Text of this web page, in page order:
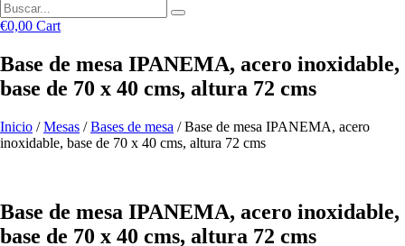
€0,00 Cart
Base de mesa IPANEMA, acero inoxidable,
base de 70 x 40 cms, altura 72 cms
Inicio /Mesas /Bases de mesa / Base de mesa IPANEMA, acero
inoxidable, base de 70 x 40 cms, altura 72 cms
Base de mesa IPANEMA, acero inoxidable,
base de 70 x 40 cms, altura 72 cms